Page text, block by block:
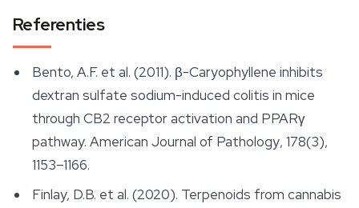
Referenties
Bento, A.F. et al. (2011). β-Caryophyllene inhibits
dextran sulfate sodium-induced colitis in mice
through CB2 receptor activation and PPARγ
pathway. American Journal of Pathology, 178(3),
1153–1166.
Finlay, D.B. et al. (2020). Terpenoids from cannabis